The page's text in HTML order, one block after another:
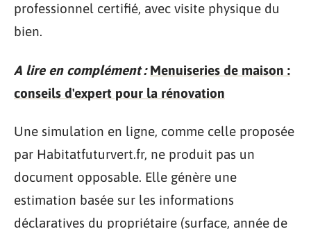
professionnel certifié, avec visite physique du
bien.
A lire en complément : Menuiseries de maison :
conseils d'expert pour la rénovation
Une simulation en ligne, comme celle proposée
par Habitatfuturvert.fr, ne produit pas un
document opposable. Elle génère une
estimation basée sur les informations
déclaratives du propriétaire (surface, année de